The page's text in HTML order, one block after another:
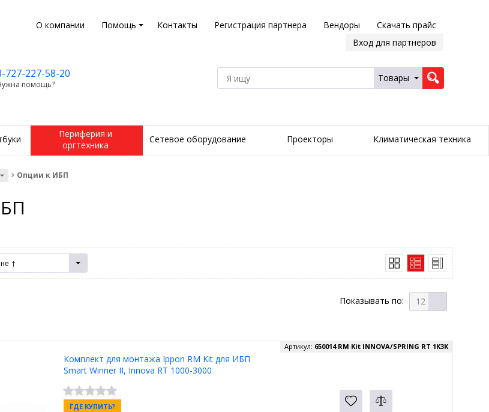
О компании Помощь Контакты Регистрация партнера Вендоры
Скачать прайс
Вход для партнеров
727-227-58-20
помощь?
Товары
Периферия и
оргтехника
Сетевое оборудование Проекторы Климатическая техника
Опции к ИБП
↑
Показывать по: 12
Комплект для монтажа Ippon RM Kit для ИБП
Smart Winner II, Innova RT 1000-3000
Артикул: 650014 RM Kit INNOVA/SPRING RT 1K3K
ГДЕ КУПИТЬ?